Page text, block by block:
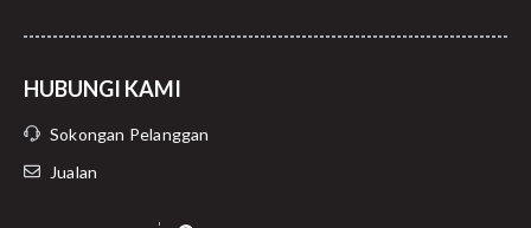
HUBUNGI KAMI
Sokongan Pelanggan
Jualan